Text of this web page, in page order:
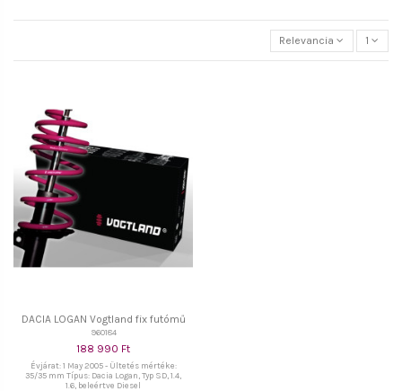
Relevancia 1
DACIA LOGAN Vogtland fix futómű
960184
188 990 Ft
Évjárat: 1 May 2005 - Ültetés mértéke:
35/35 mm Típus: Dacia Logan, Typ SD, 1.4,
1.6, beleértve Diesel